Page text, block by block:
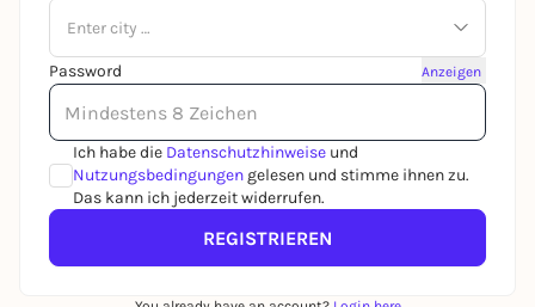
Enter city …
Password Anzeigen
Ich habe die Datenschutzhinweise und
Nutzungsbedingungen gelesen und stimme ihnen zu.
Das kann ich jederzeit widerrufen.
REGISTRIEREN